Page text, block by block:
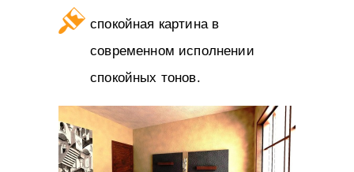
спокойная картина в
современном исполнении
спокойных тонов.